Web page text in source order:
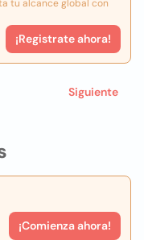
¡Comienza ahora!
tu alcance global con
¡Registrate ahora!
Siguiente